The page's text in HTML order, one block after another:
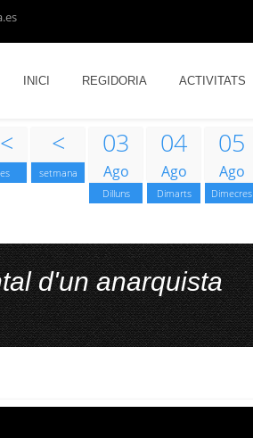
INICI REGIDORIA ACTIVITATS
<
setmana
03
Ago
Dilluns
04
Ago
Dimarts
05
Ago
Dimecres
d'un anarquista